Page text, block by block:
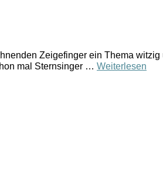
Zeigefinger ein Thema
mal Sternsinger … Weiterlesen